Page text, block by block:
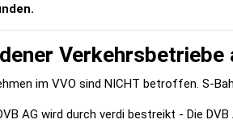
im VVO sind NICHT betroffen. S-
AG wird durch verdi bestreikt - Die